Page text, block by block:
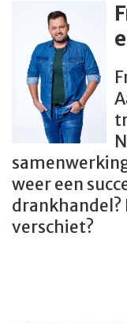
weer een
drankhandel?
verschiet?